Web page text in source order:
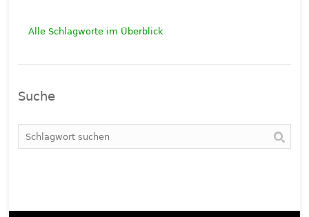
Alle Schlagworte im Überblick
Suche